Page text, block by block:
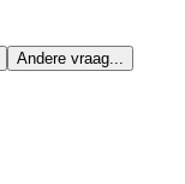
Andere vraag...